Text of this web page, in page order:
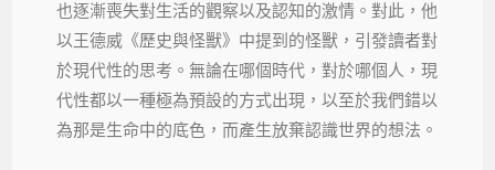
也逐漸喪失對生活的觀察以及認知的激情。對此，他
以王德威《歷史與怪獸》中提到的怪獸，引發讀者對
於現代性的思考。無論在哪個時代，對於哪個人，現
代性都以一種極為預設的方式出現，以至於我們錯以
為那是生命中的底色，而產生放棄認識世界的想法。